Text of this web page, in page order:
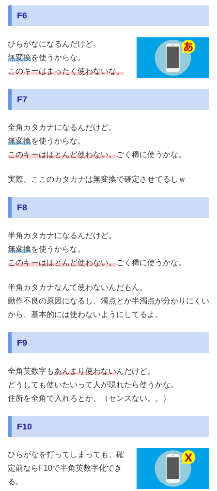
F6
ひらがなになるんだけど。
無変換を使うからな。
このキーはまったく使わないな。
F7
全角カタカナになるんだけど。
無変換を使うからな。
このキーはほとんど使わない。ごく稀に使うかな。
実際、ここのカタカナは無変換で確定させてるしｗ
F8
半角カタカナになるんだけど。
無変換を使うからな。
このキーはほとんど使わない。ごく稀に使うかな。
半角カタカナなんて使わないんだもん。
動作不良の原因になるし、濁点とか半濁点が分かりにくい
から、基本的には使わないようにしてるよ。
F9
全角英数字もあんまり使わないんだけど。
どうしても使いたいって人が現れたら使うかな。
住所を全角で入れろとか。（センスない。。）
F10
ひらがなを打ってしまっても、確
定前ならF10で半角英数字化でき
る。